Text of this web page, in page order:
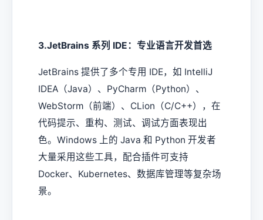
3.JetBrains 系列 IDE：专业语言开发首选
JetBrains 提供了多个专用 IDE，如 IntelliJ
IDEA（Java）、PyCharm（Python）、
WebStorm（前端）、CLion（C/C++），在
代码提示、重构、测试、调试方面表现出
色。Windows 上的 Java 和 Python 开发者
大量采用这些工具，配合插件可支持
Docker、Kubernetes、数据库管理等复杂场
景。